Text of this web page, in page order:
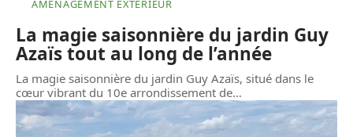
AMÉNAGEMENT EXTÉRIEUR
La magie saisonnière du jardin Guy
Azaïs tout au long de l’année
La magie saisonnière du jardin Guy Azaïs, situé dans le
cœur vibrant du 10e arrondissement de…